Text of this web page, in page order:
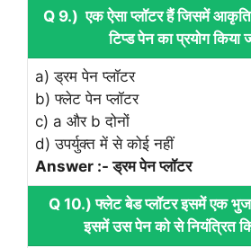
Q 9.) एक ऐसा प्लॉटर हैं जिसमें आकृति
टिप्ड पेन का प्रयोग किया
a) ड्रम पेन प्लॉटर
b) फ्लेट पेन प्लॉटर
c) a और b दोनों
d) उपर्युक्त में से कोई नहीं
Answer :- ड्रम पेन प्लॉटर
Q 10.) फ्लेट बेड प्लॉटर इसमें एक भुजा
इसमें उस पेन को से नियंत्रित